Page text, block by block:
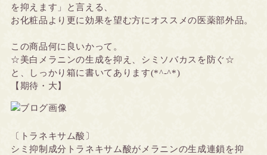
を抑えます」と言える、
お化粧品より更に効果を望む方にオススメの医薬部外品。
この商品何に良いかって。
☆美白メラニンの生成を抑え、シミソバカスを防ぐ☆
と、しっかり箱に書いてあります(*^-^*)
【期待・大】
〔トラネキサム酸〕
シミ抑制成分トラネキサム酸がメラニンの生成連鎖を抑